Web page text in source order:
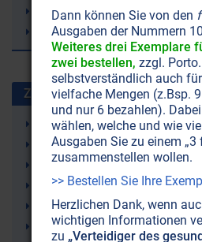
FPÖ
EU (Europäische Union)
Zuletzt gesuchte Stichworte
Leukämie
9/11 (11. September 2001)
Erde
Atomenergie
Sergej N. Lazarev
Fibromyalgie
Dann können Sie von den
Ausgaben der Nummern
Weiteres drei Exemplare
zwei bestellen, zzgl.
selbstverständlich auch
vielfache Mengen (z.Bsp.
und nur 6 bezahlen).
wählen, welche und wie
Ausgaben Sie zu einem „3
zusammenstellen wollen.
>> Bestellen Sie Ihre
Herzlichen Dank, wenn
wichtigen Informationen
zu „Verteidiger des